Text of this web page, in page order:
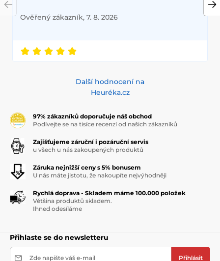
Ověřený zákazník, 7. 8. 2026
Další hodnocení na
Heuréka.cz
97% zákazníků doporučuje náš obchod
Podívejte se na tisíce recenzí od našich zákazníků
Zajišťujeme záruční i pozáruční servis
u všech u nás zakoupených produktů
Záruka nejnižší ceny s 5% bonusem
U nás máte jistotu, že nakoupíte nejvýhodněji
Rychlá doprava - Skladem máme 100.000 položek
Většina produktů skladem.
Ihned odesíláme
Přihlaste se do newsletteru
Zde napište váš e-mail Přihlásit